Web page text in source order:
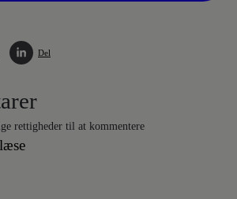
Del
rettigheder til at kommentere